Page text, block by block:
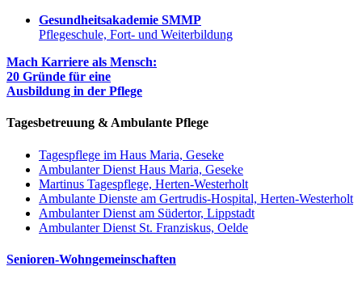
Gesundheitsakademie SMMP
Pflegeschule, Fort- und Weiterbildung
Mach Karriere als Mensch:
20 Gründe für eine
Ausbildung in der Pflege
Tagesbetreuung & Ambulante Pflege
Tagespflege im Haus Maria, Geseke
Ambulanter Dienst Haus Maria, Geseke
Martinus Tagespflege, Herten-Westerholt
Ambulante Dienste am Gertrudis-Hospital, Herten-Westerholt
Ambulanter Dienst am Südertor, Lippstadt
Ambulanter Dienst St. Franziskus, Oelde
Senioren-Wohngemeinschaften